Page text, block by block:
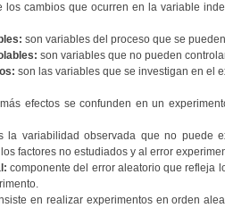
los cambios que ocurren en la variable
son variables del proceso que se
son variables que no pueden
son las variables que se investigan en el
efectos se confunden en un
la variabilidad observada que no puede
factores no estudiados y al error
componente del error aleatorio que refleja
en realizar experimentos en orden